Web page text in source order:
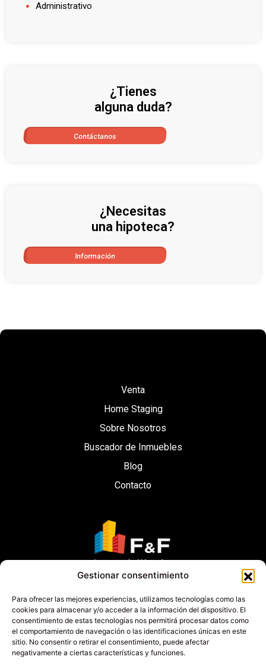
Gestionar consentimiento
Para ofrecer las mejores experiencias, utilizamos tecnologías como las
cookies para almacenar y/o acceder a la información del dispositivo. El
consentimiento de estas tecnologías nos permitirá procesar datos como
el comportamiento de navegación o las identificaciones únicas en este
sitio. No consentir o retirar el consentimiento, puede afectar
negativamente a ciertas características y funciones.
Administrativo
¿Tienes
alguna duda?
Contáctanos
¿Necesitas
una hipoteca?
Información
Calle Puig Del Ravell Nº 25 Martorell 08760
Política de privacidad Cookies Aviso legal
Venta
Home Staging
Sobre Nosotros
Buscador de Inmuebles
Blog
Contacto